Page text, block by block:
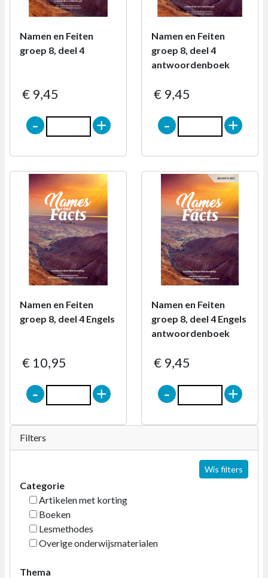
Filters
Wis filters
Categorie
Artikelen met korting
Boeken
Lesmethodes
Overige onderwijsmaterialen
Thema
Namen en Feiten
groep 8, deel 4
€ 9,45
- +
Namen en Feiten
groep 8, deel 4
antwoordenboek
€ 9,45
- +
Namen en Feiten
groep 8, deel 4 Engels
€ 10,95
- +
Namen en Feiten
groep 8, deel 4 Engels
antwoordenboek
€ 9,45
- +